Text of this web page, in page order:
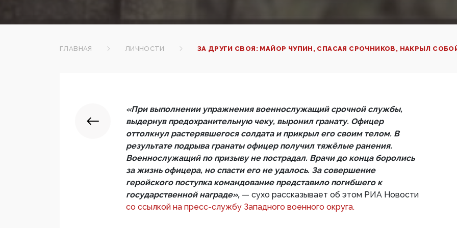
ГЛАВНАЯ ЛИЧНОСТИ ЗА ДРУГИ СВОЯ: МАЙОР ЧУПИН, СПАСАЯ СРОЧНИКОВ, НАКРЫЛ
«При выполнении упражнения военнослужащий срочной службы,
выдернув предохранительную чеку, выронил гранату. Офицер
оттолкнул растерявшегося солдата и прикрыл его своим телом. В
результате подрыва гранаты офицер получил тяжёлые ранения.
Военнослужащий по призыву не пострадал. Врачи до конца боролись
за жизнь офицера, но спасти его не удалось. За совершение
геройского поступка командование представило погибшего к
государственной награде», — сухо рассказывает об этом РИА Новости
со ссылкой на пресс-службу Западного военного округа.